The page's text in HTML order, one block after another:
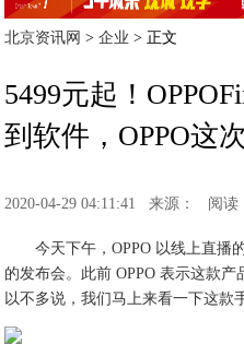
北京资讯网 >企业 > 正文
5499元起！
到软件，OPPO这
2020-04-29 04:11:41 来源： 阅读
今天下午，OPPO 以线上直播
的发布会。此前 OPPO 表示这款
以不多说，我们马上来看一下这款